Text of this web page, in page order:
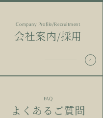
Company Profile/Recruitment
会社案内/採用
FAQ
よくあるご質問